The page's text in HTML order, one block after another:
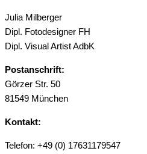
Julia Milberger
Dipl. Fotodesigner FH
Dipl. Visual Artist AdbK
Postanschrift:
Görzer Str. 50
81549 München
Kontakt:
Telefon: +49 (0) 17631179547